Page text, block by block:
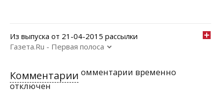
Из выпуска от 21-04-2015 рассылки
Газета.Ru - Первая полоса
Комментарии омментарии временно
отключен